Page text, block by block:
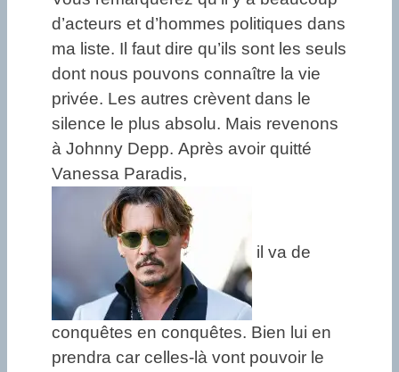
d’acteurs et d’hommes politiques dans
ma liste. Il faut dire qu’ils sont les seuls
dont nous pouvons connaître la vie
privée. Les autres crèvent dans le
silence le plus absolu. Mais revenons
à Johnny Depp. Après avoir quitté
Vanessa Paradis,
il va de
conquêtes en conquêtes. Bien lui en
prendra car celles-là vont pouvoir le